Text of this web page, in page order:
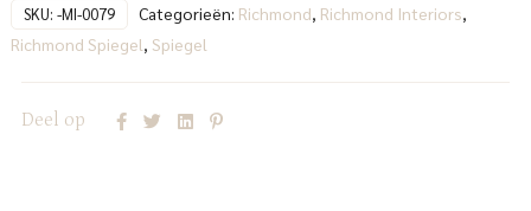
SKU: -MI-0079 Categorieën: Richmond Richmond Interiors
Richmond Spiegel Spiegel
Deel op